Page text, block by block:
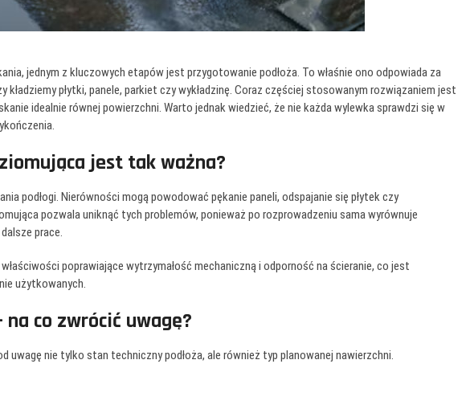
jednym z kluczowych etapów jest przygotowanie podłoża. To właśnie ono odpowiada za
kładziemy płytki, panele, parkiet czy wykładzinę. Coraz częściej stosowanym rozwiązaniem jest
idealnie równej powierzchni. Warto jednak wiedzieć, że nie każda wylewka sprawdzi się w
jest tak ważna?
podłogi. Nierówności mogą powodować pękanie paneli, odspajanie się płytek czy
pozwala uniknąć tych problemów, ponieważ po rozprowadzeniu sama wyrównuje
prace.
poprawiające wytrzymałość mechaniczną i odporność na ścieranie, co jest
użytkowanych.
co zwrócić uwagę?
uwagę nie tylko stan techniczny podłoża, ale również typ planowanej nawierzchni.